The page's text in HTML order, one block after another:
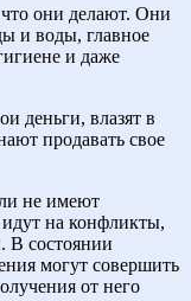
они делают. Они
и воды, главное
и даже
деньги, влазят в
продавать свое
не имеют
на конфликты,
В состоянии
могут совершить
от него